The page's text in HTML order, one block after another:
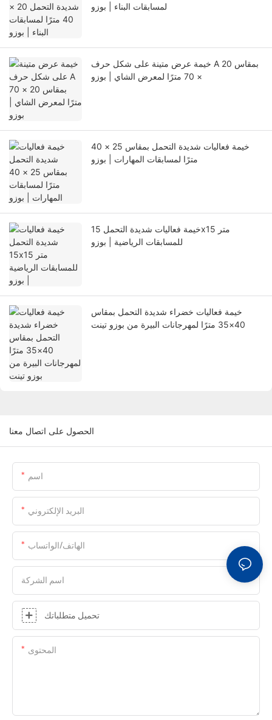
لمسابقات البناء | بوزو
خيمة عرض متينة على شكل حرف A بمقاس 20
× 70 مترًا لمعرض الشاي | بوزو
خيمة فعاليات شديدة التحمل بمقاس 25 × 40
مترًا لمسابقات المهارات | بوزو
خيمة فعاليات شديدة التحمل 15x15 متر
للمسابقات الرياضية | بوزو
خيمة فعاليات خضراء شديدة التحمل بمقاس
40×35 مترًا لمهرجانات البيرة من بوزو تينت
الحصول على اتصال معنا
اسم
البريد الإلكتروني
الهاتف/الواتساب
اسم الشركة
تحميل متطلباتك
المحتوى